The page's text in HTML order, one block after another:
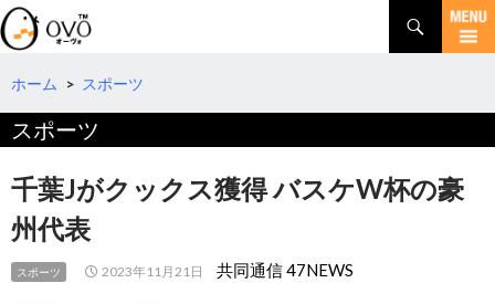
検
索
コ
テ
へ
移
ホーム > スポーツ
スポーツ
千葉Jがクックス獲得 バスケW杯の豪
州代表
スポーツ 2023年11月21日 共同通信 47NEWS